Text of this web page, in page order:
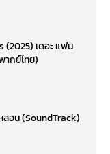
(2025) เดอะ แฟน
กย์ไทย)
อน (SoundTrack)